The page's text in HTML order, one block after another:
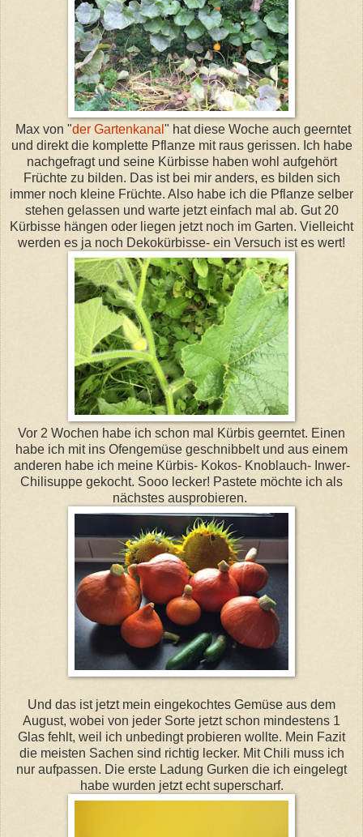
Max von "der Gartenkanal " hat diese Woche auch geerntet
und direkt die komplette Pflanze mit raus gerissen. Ich habe
nachgefragt und seine Kürbisse haben wohl aufgehört
Früchte zu bilden. Das ist bei mir anders, es bilden sich
immer noch kleine Früchte. Also habe ich die Pflanze selber
stehen gelassen und warte jetzt einfach mal ab. Gut 20
Kürbisse hängen oder liegen jetzt noch im Garten. Vielleicht
werden es ja noch Dekokürbisse- ein Versuch ist es wert!
Vor 2 Wochen habe ich schon mal Kürbis geerntet. Einen
habe ich mit ins Ofengemüse geschnibbelt und aus einem
anderen habe ich meine Kürbis- Kokos- Knoblauch- Inwer-
Chilisuppe gekocht. Sooo lecker! Pastete möchte ich als
nächstes ausprobieren.
Und das ist jetzt mein eingekochtes Gemüse aus dem
August, wobei von jeder Sorte jetzt schon mindestens 1
Glas fehlt, weil ich unbedingt probieren wollte. Mein Fazit
die meisten Sachen sind richtig lecker. Mit Chili muss ich
nur aufpassen. Die erste Ladung Gurken die ich eingelegt
habe wurden jetzt echt superscharf.